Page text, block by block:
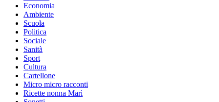
Economia
Ambiente
Scuola
Politica
Sociale
Sanità
Sport
Cultura
Cartellone
Micro micro racconti
Ricette nonna Marì